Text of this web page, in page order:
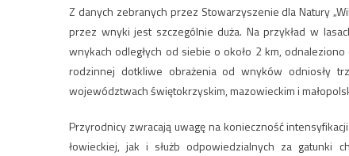
Z danych zebranych przez Stowarzyszenie dla Natury
przez wnyki jest szczególnie duża. Na przykład w
wnykach odległych od siebie o około 2 km,
rodzinnej dotkliwe obrażenia od wnyków odniosły
województwach świętokrzyskim, mazowieckim i
Przyrodnicy zwracają uwagę na konieczność
łowieckiej, jak i służb odpowiedzialnych za gatunki